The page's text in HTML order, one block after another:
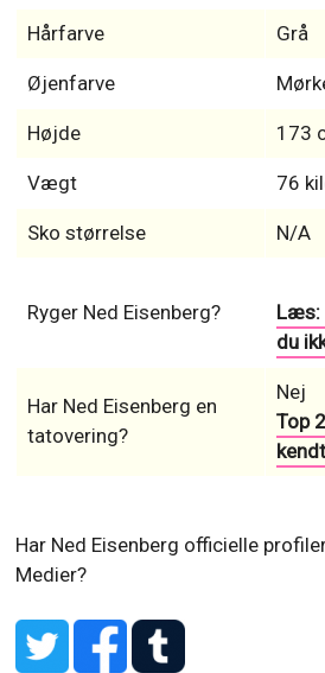
Hårfarve Grå
Øjenfarve
Højde 173
Vægt 76
Sko størrelse N/A
Ryger Ned Eisenberg?
Læs:
du
Har Ned Eisenberg en
tatovering?
Nej
Top
Har Ned Eisenberg officielle
Medier?